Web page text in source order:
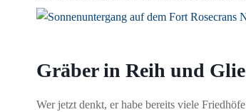
Gräber in Reih und
Wer jetzt denkt, er habe bereits viele